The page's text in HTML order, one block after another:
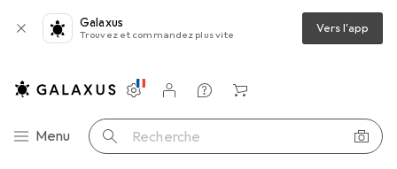
Galaxus
Trouvez et commandez plus vite Vers l'app
Navigation par catégorie
Menu Recherche
Paramètres
Compte client
Listes de comparaison
Listes d'envies
Panier